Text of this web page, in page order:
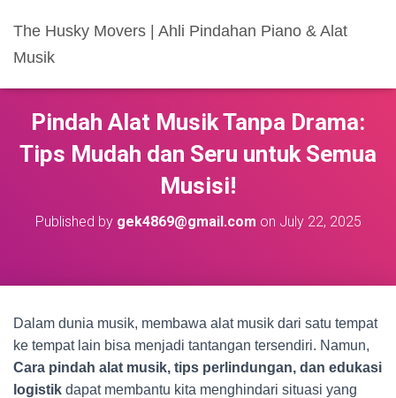
The Husky Movers | Ahli Pindahan Piano & Alat
Musik
Pindah Alat Musik Tanpa Drama:
Tips Mudah dan Seru untuk Semua
Musisi!
Published by gek4869@gmail.com on July 22, 2025
Dalam dunia musik, membawa alat musik dari satu tempat
ke tempat lain bisa menjadi tantangan tersendiri. Namun,
Cara pindah alat musik, tips perlindungan, dan edukasi
logistik dapat membantu kita menghindari situasi yang